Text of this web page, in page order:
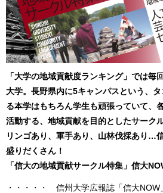
「大学の地域貢献度ランキング」では毎
大学。長野県内に5キャンパスという、
る本学はもちろん学生も頑張っていて、
活動する、地域貢献を目的としたサーク
リンゴあり、軍手あり、山林伐採あり…
盛りだくさん！
「信大の地域貢献サークル特集」信大
・・・・・ 信州大学広報誌「信大